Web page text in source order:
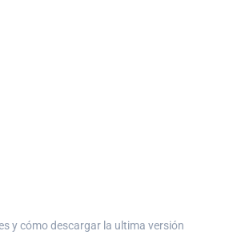
y cómo descargar la ultima versión